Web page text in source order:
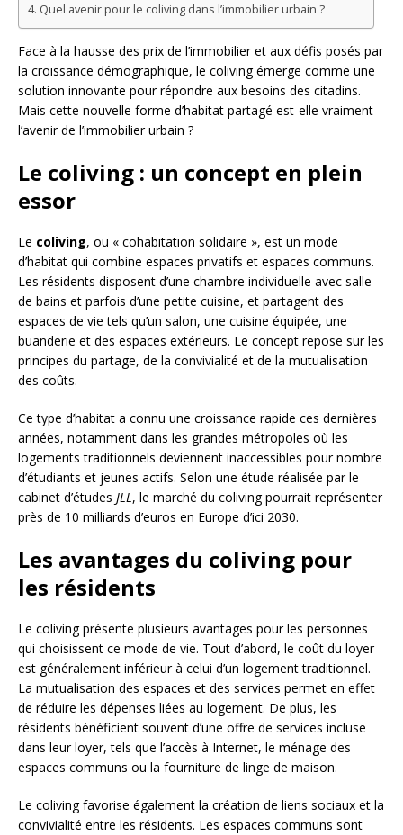
Quel avenir pour le coliving dans l’immobilier urbain ?
Face à la hausse des prix de l’immobilier et aux défis posés par
la croissance démographique, le coliving émerge comme une
solution innovante pour répondre aux besoins des citadins.
Mais cette nouvelle forme d’habitat partagé est-elle vraiment
l’avenir de l’immobilier urbain ?
Le coliving : un concept en plein
essor
Le coliving, ou « cohabitation solidaire », est un mode
d’habitat qui combine espaces privatifs et espaces communs.
Les résidents disposent d’une chambre individuelle avec salle
de bains et parfois d’une petite cuisine, et partagent des
espaces de vie tels qu’un salon, une cuisine équipée, une
buanderie et des espaces extérieurs. Le concept repose sur les
principes du partage, de la convivialité et de la mutualisation
des coûts.
Ce type d’habitat a connu une croissance rapide ces dernières
années, notamment dans les grandes métropoles où les
logements traditionnels deviennent inaccessibles pour nombre
d’étudiants et jeunes actifs. Selon une étude réalisée par le
cabinet d’études JLL, le marché du coliving pourrait représenter
près de 10 milliards d’euros en Europe d’ici 2030.
Les avantages du coliving pour
les résidents
Le coliving présente plusieurs avantages pour les personnes
qui choisissent ce mode de vie. Tout d’abord, le coût du loyer
est généralement inférieur à celui d’un logement traditionnel.
La mutualisation des espaces et des services permet en effet
de réduire les dépenses liées au logement. De plus, les
résidents bénéficient souvent d’une offre de services incluse
dans leur loyer, tels que l’accès à Internet, le ménage des
espaces communs ou la fourniture de linge de maison.
Le coliving favorise également la création de liens sociaux et la
convivialité entre les résidents. Les espaces communs sont